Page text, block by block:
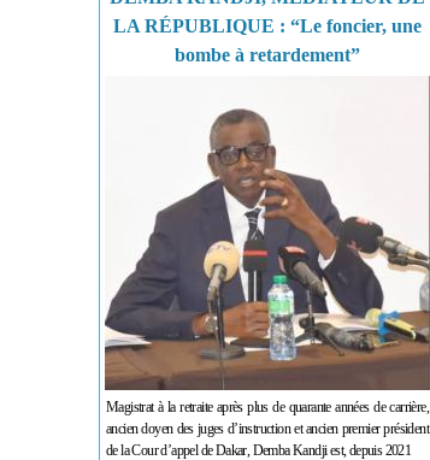
LA RÉPUBLIQUE : “Le foncier, une
bombe à retardement”
Magistrat à la retraite après plus de quarante années de carrière,
ancien doyen des juges d’instruction et ancien premier président
de la Cour d’appel de Dakar, Demba Kandji est, depuis 2021